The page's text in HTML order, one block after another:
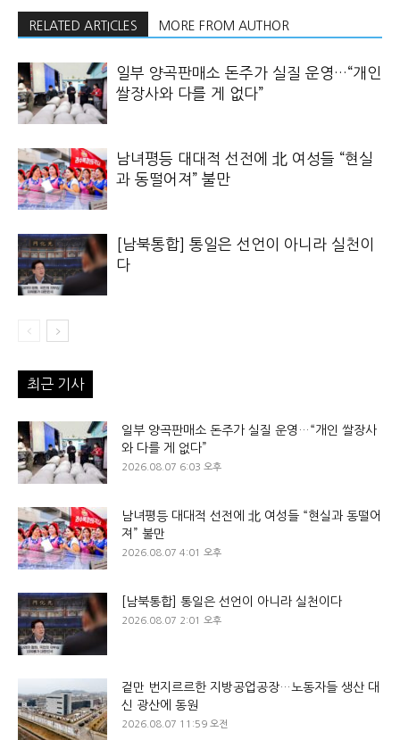
RELATED ARTICLES MORE FROM AUTHOR
일부 양곡판매소 돈주가 실질 운영…“개인
쌀장사와 다를 게 없다”
남녀평등 대대적 선전에 北 여성들 “현실
과 동떨어져” 불만
[남북통합] 통일은 선언이 아니라 실천이
다
최근 기사
일부 양곡판매소 돈주가 실질 운영…“개인 쌀장사
와 다를 게 없다”
2026.08.07 6:03 오후
남녀평등 대대적 선전에 北 여성들 “현실과 동떨어
져” 불만
2026.08.07 4:01 오후
[남북통합] 통일은 선언이 아니라 실천이다
2026.08.07 2:01 오후
겉만 번지르르한 지방공업공장…노동자들 생산 대
신 광산에 동원
2026.08.07 11:59 오전